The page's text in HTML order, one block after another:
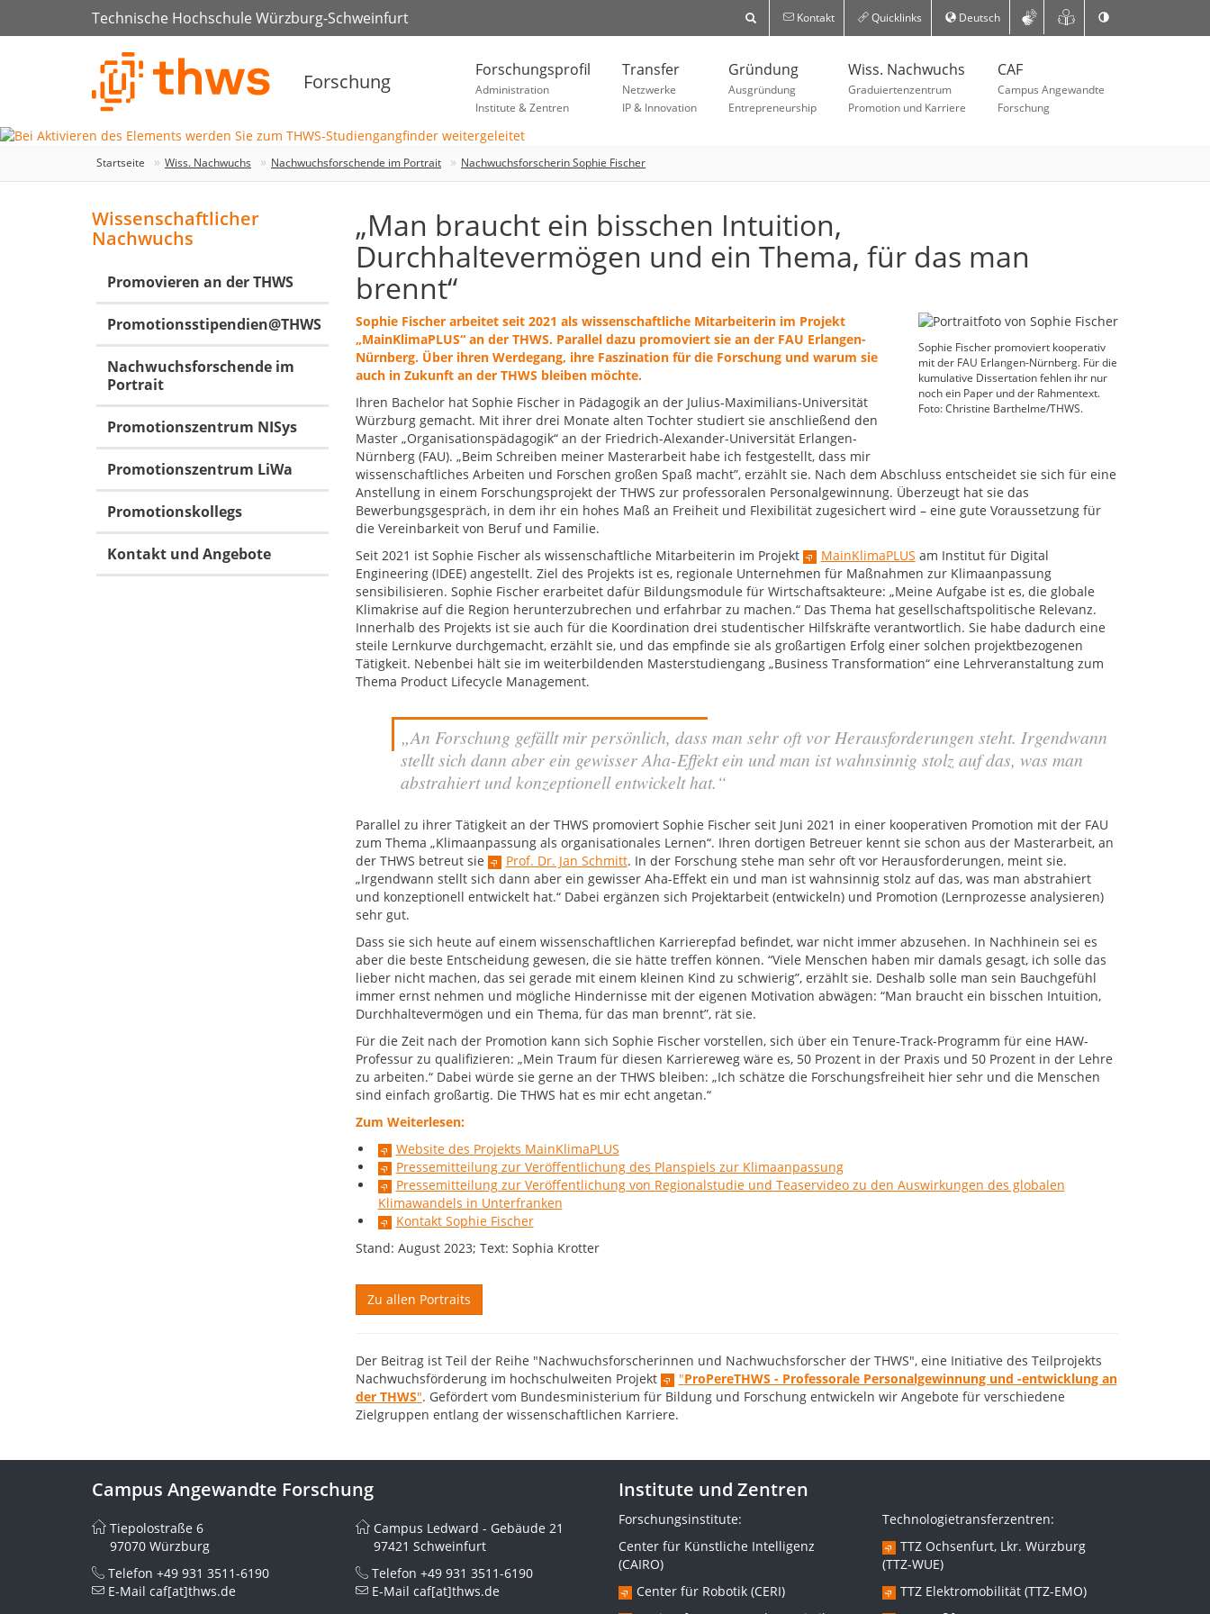
Technische Hochschule Würzburg-Schweinfurt Kontakt Quicklinks Deutsch
Forschung
Forschungsprofil
Administration
Institute & Zentren
Transfer
Netzwerke
IP & Innovation
Gründung
Ausgründung
Entrepreneurship
Wiss. Nachwuchs
Graduiertenzentrum
Promotion und Karriere
CAF
Campus Angewandte
Forschung
Startseite Wiss. Nachwuchs Nachwuchsforschende im Portrait Nachwuchsforscherin Sophie Fischer
„Man braucht ein bisschen Intuition,
Durchhaltevermögen und ein Thema, für das man
brennt“
Sophie Fischer promoviert kooperativ
mit der FAU Erlangen-Nürnberg. Für die
kumulative Dissertation fehlen ihr nur
noch ein Paper und der Rahmentext.
Foto: Christine Barthelme/THWS.
Sophie Fischer arbeitet seit 2021 als wissenschaftliche Mitarbeiterin im Projekt
„MainKlimaPLUS“ an der THWS. Parallel dazu promoviert sie an der FAU Erlangen-
Nürnberg. Über ihren Werdegang, ihre Faszination für die Forschung und warum sie
auch in Zukunft an der THWS bleiben möchte.
Ihren Bachelor hat Sophie Fischer in Pädagogik an der Julius-Maximilians-Universität
Würzburg gemacht. Mit ihrer drei Monate alten Tochter studiert sie anschließend den
Master „Organisationspädagogik“ an der Friedrich-Alexander-Universität Erlangen-
Nürnberg (FAU). „Beim Schreiben meiner Masterarbeit habe ich festgestellt, dass mir
wissenschaftliches Arbeiten und Forschen großen Spaß macht”, erzählt sie. Nach dem Abschluss entscheidet sie sich für eine
Anstellung in einem Forschungsprojekt der THWS zur professoralen Personalgewinnung. Überzeugt hat sie das
Bewerbungsgespräch, in dem ihr ein hohes Maß an Freiheit und Flexibilität zugesichert wird – eine gute Voraussetzung für
die Vereinbarkeit von Beruf und Familie.
Seit 2021 ist Sophie Fischer als wissenschaftliche Mitarbeiterin im Projekt
MainKlimaPLUS am Institut für Digital
Engineering (IDEE) angestellt. Ziel des Projekts ist es, regionale Unternehmen für Maßnahmen zur Klimaanpassung
sensibilisieren. Sophie Fischer erarbeitet dafür Bildungsmodule für Wirtschaftsakteure: „Meine Aufgabe ist es, die globale
Klimakrise auf die Region herunterzubrechen und erfahrbar zu machen.“ Das Thema hat gesellschaftspolitische Relevanz.
Innerhalb des Projekts ist sie auch für die Koordination drei studentischer Hilfskräfte verantwortlich. Sie habe dadurch eine
steile Lernkurve durchgemacht, erzählt sie, und das empfinde sie als großartigen Erfolg einer solchen projektbezogenen
Tätigkeit. Nebenbei hält sie im weiterbildenden Masterstudiengang „Business Transformation“ eine Lehrveranstaltung zum
Thema Product Lifecycle Management.
„An Forschung gefällt mir persönlich, dass man sehr oft vor Herausforderungen steht. Irgendwann
stellt sich dann aber ein gewisser Aha-Effekt ein und man ist wahnsinnig stolz auf das, was man
abstrahiert und konzeptionell entwickelt hat.“
Parallel zu ihrer Tätigkeit an der THWS promoviert Sophie Fischer seit Juni 2021 in einer kooperativen Promotion mit der FAU
zum Thema „Klimaanpassung als organisationales Lernen“. Ihren dortigen Betreuer kennt sie schon aus der Masterarbeit, an
der THWS betreut sie
Prof. Dr. Jan Schmitt. In der Forschung stehe man sehr oft vor Herausforderungen, meint sie.
„Irgendwann stellt sich dann aber ein gewisser Aha-Effekt ein und man ist wahnsinnig stolz auf das, was man abstrahiert
und konzeptionell entwickelt hat.“ Dabei ergänzen sich Projektarbeit (entwickeln) und Promotion (Lernprozesse analysieren)
sehr gut.
Dass sie sich heute auf einem wissenschaftlichen Karrierepfad befindet, war nicht immer abzusehen. In Nachhinein sei es
aber die beste Entscheidung gewesen, die sie hätte treffen können. “Viele Menschen haben mir damals gesagt, ich solle das
lieber nicht machen, das sei gerade mit einem kleinen Kind zu schwierig”, erzählt sie. Deshalb solle man sein Bauchgefühl
immer ernst nehmen und mögliche Hindernisse mit der eigenen Motivation abwägen: “Man braucht ein bisschen Intuition,
Durchhaltevermögen und ein Thema, für das man brennt”, rät sie.
Für die Zeit nach der Promotion kann sich Sophie Fischer vorstellen, sich über ein Tenure-Track-Programm für eine HAW-
Professur zu qualifizieren: „Mein Traum für diesen Karriereweg wäre es, 50 Prozent in der Praxis und 50 Prozent in der Lehre
zu arbeiten.“ Dabei würde sie gerne an der THWS bleiben: „Ich schätze die Forschungsfreiheit hier sehr und die Menschen
sind einfach großartig. Die THWS hat es mir echt angetan.“
Zum Weiterlesen:
Website des Projekts MainKlimaPLUS
Pressemitteilung zur Veröffentlichung des Planspiels zur Klimaanpassung
Pressemitteilung zur Veröffentlichung von Regionalstudie und Teaservideo zu den Auswirkungen des globalen
Klimawandels in Unterfranken
Kontakt Sophie Fischer
Stand: August 2023; Text: Sophia Krotter
Zu allen Portraits
Der Beitrag ist Teil der Reihe "Nachwuchsforscherinnen und Nachwuchsforscher der THWS", eine Initiative des Teilprojekts
Nachwuchsförderung im hochschulweiten Projekt
"ProPereTHWS - Professorale Personalgewinnung und -entwicklung an
der THWS". Gefördert vom Bundesministerium für Bildung und Forschung entwickeln wir Angebote für verschiedene
Zielgruppen entlang der wissenschaftlichen Karriere.
Wissenschaftlicher
Nachwuchs
Promovieren an der THWS
Promotionsstipendien@THWS
Nachwuchsforschende im
Portrait
Promotionszentrum NISys
Promotionszentrum LiWa
Promotionskollegs
Kontakt und Angebote
Campus Angewandte Forschung
Tiepolostraße 6
97070 Würzburg
Telefon +49 931 3511-6190
E-Mail caf[at]thws.de
Campus Ledward - Gebäude 21
97421 Schweinfurt
Telefon +49 931 3511-6190
E-Mail caf[at]thws.de
Institute und Zentren
Forschungsinstitute:
Center für Künstliche Intelligenz
(CAIRO)
Center für Robotik (CERI)
Technologietransferzentren:
TTZ Ochsenfurt, Lkr. Würzburg
(TTZ-WUE)
TTZ Elektromobilität (TTZ-EMO)